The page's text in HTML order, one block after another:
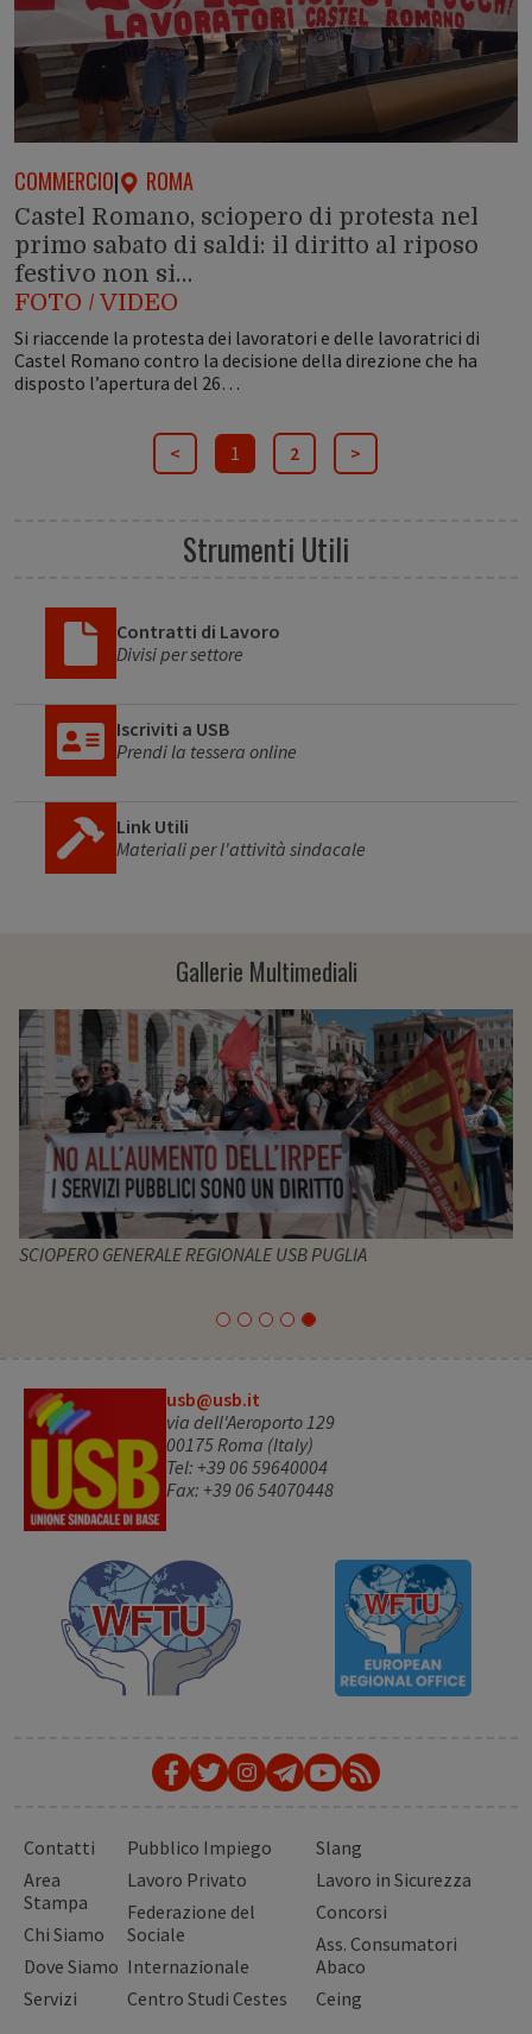
COMMERCIO| ROMA
Castel Romano, sciopero di protesta nel
primo sabato di saldi: il diritto al riposo
festivo non si…
FOTO / VIDEO
Si riaccende la protesta dei lavoratori e delle lavoratrici di
Castel Romano contro la decisione della direzione che ha
disposto l’apertura del 26…
< 1 2 >
Strumenti Utili
Contratti di Lavoro
Divisi per settore
Iscriviti a USB
Prendi la tessera online
Link Utili
Materiali per l'attività sindacale
Gallerie Multimediali
SCIOPERO GENERALE REGIONALE USB PUGLIA
usb@usb.it
via dell'Aeroporto 129
00175 Roma (Italy)
Tel: +39 06 59640004
Fax: +39 06 54070448
Contatti
Area
Stampa
Chi Siamo
Dove Siamo
Servizi
Pubblico Impiego
Lavoro Privato
Federazione del
Sociale
Internazionale
Centro Studi Cestes
Slang
Lavoro in Sicurezza
Concorsi
Ass. Consumatori
Abaco
Ceing